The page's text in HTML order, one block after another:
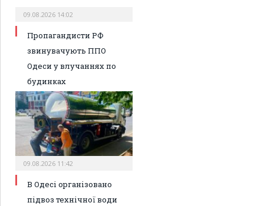
09.08.2026 14:02
Пропагандисти РФ
звинувачують ППО
Одеси у влучаннях по
будинках
09.08.2026 11:42
В Одесі організовано
підвоз технічної води